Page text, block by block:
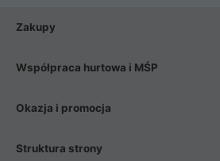
Zakupy
Współpraca hurtowa i MŚP
Okazja i promocja
Struktura strony